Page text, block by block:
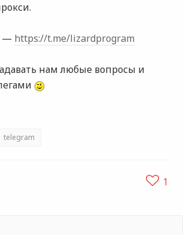
— https://t.me/lizardprogram
нам любые вопросы и
telegram
1